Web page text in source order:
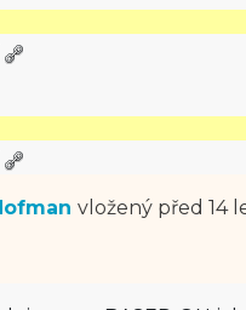
vložený před 14